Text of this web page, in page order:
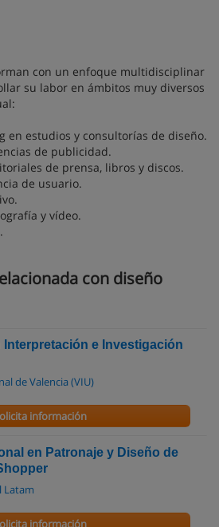
con un enfoque multidisciplinar
su labor en ámbitos muy diversos
en estudios y consultorías de diseño.
de publicidad.
de prensa, libros y discos.
de usuario.
y vídeo.
con diseño
Interpretación e Investigación
de Valencia (VIU)
información
en Patronaje y Diseño de
Latam
información